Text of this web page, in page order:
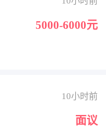
5000-6000元
10小时前
面议